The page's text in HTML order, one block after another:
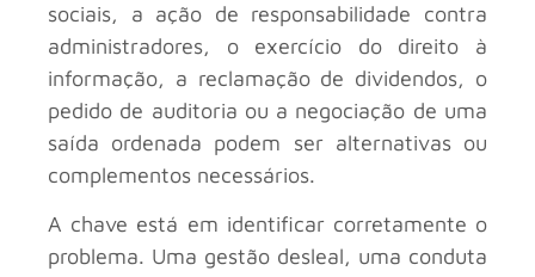
sociais, a ação de responsabilidade contra
administradores, o exercício do direito à
informação, a reclamação de dividendos, o
pedido de auditoria ou a negociação de uma
saída ordenada podem ser alternativas ou
complementos necessários.
A chave está em identificar corretamente o
problema. Uma gestão desleal, uma conduta